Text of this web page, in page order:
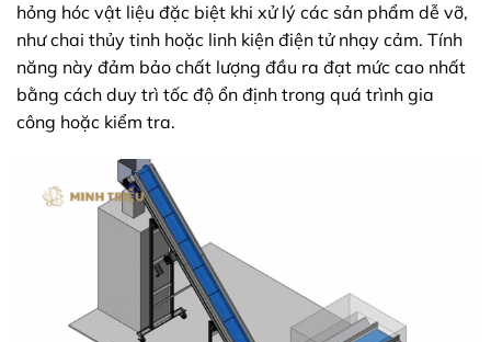
hỏng hóc vật liệu đặc biệt khi xử lý các sản phẩm dễ vỡ,
như chai thủy tinh hoặc linh kiện điện tử nhạy cảm. Tính
năng này đảm bảo chất lượng đầu ra đạt mức cao nhất
bằng cách duy trì tốc độ ổn định trong quá trình gia
công hoặc kiểm tra.